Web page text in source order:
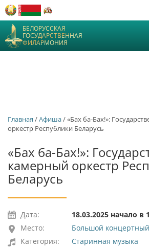
БЕЛОРУССКАЯ
ГОСУДАРСТВЕННАЯ
ФИЛАРМОНИЯ
Главная /Афиша/ «Бах ба-Бах!»:
оркестр Республики Беларусь
«Бах ба-Бах!»:
камерный оркестр
Беларусь
Дата:
18.03.2025 начало в
Место:
Большой
Категория:
Старинная музыка